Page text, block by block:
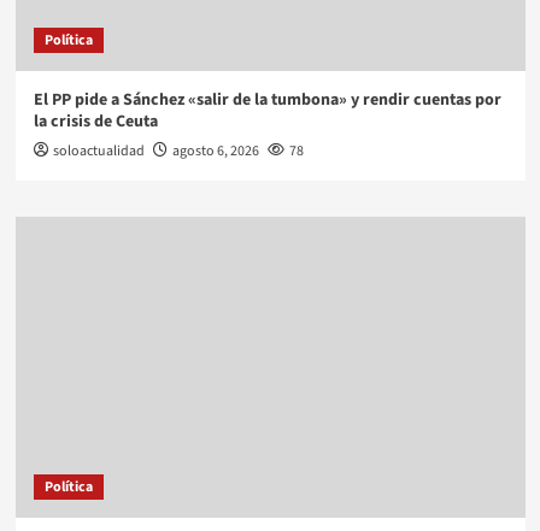
Política
El PP pide a Sánchez «salir de la tumbona» y rendir cuentas por
la crisis de Ceuta
soloactualidad agosto 6, 2026 78
Política